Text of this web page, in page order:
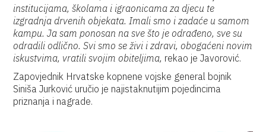
institucijama, školama i igraonicama za djecu te
izgradnja drvenih objekata. Imali smo i zadaće u samom
kampu. Ja sam ponosan na sve što je odrađeno, sve su
odradili odlično. Svi smo se živi i zdravi, obogaćeni novim
iskustvima, vratili svojim obiteljima, rekao je Javorović.
Zapovjednik Hrvatske kopnene vojske general bojnik
Siniša Jurković uručio je najistaknutijim pojedincima
priznanja i nagrade.